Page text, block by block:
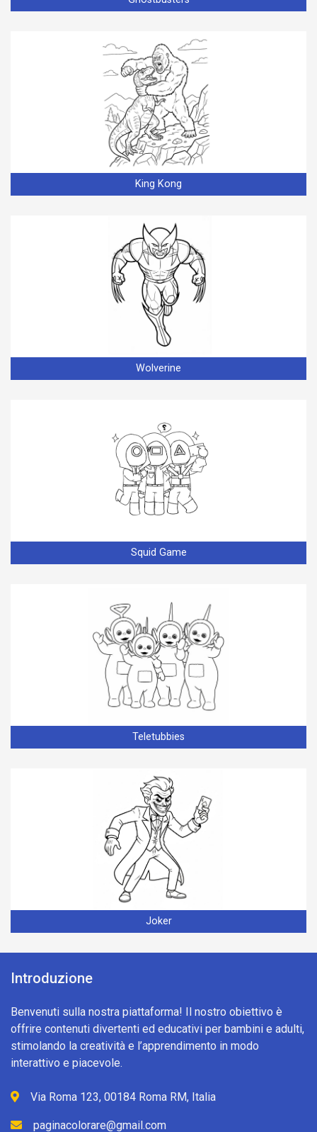
King Kong
Wolverine
Squid Game
Teletubbies
Joker
Introduzione
Benvenuti sulla nostra piattaforma! Il nostro obiettivo è
offrire contenuti divertenti ed educativi per bambini e adulti,
stimolando la creatività e l’apprendimento in modo
interattivo e piacevole.
Via Roma 123, 00184 Roma RM, Italia
paginacolorare@gmail.com